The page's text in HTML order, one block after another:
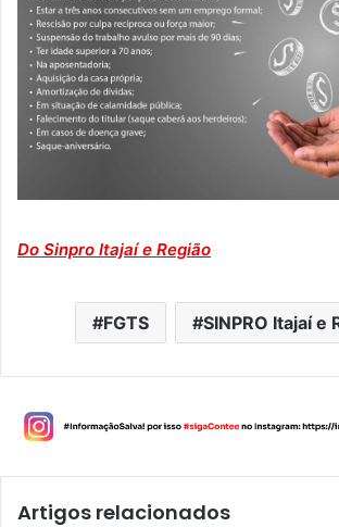
Do Sinpro Itajaí e Região
FGTS SINPRO Itajaí e
Artigos relacionados